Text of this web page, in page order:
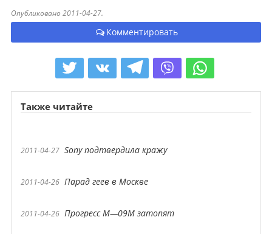
Опубликовано 2011-04-27.
Комментировать
Также читайте
2011-04-27 Sony подтвердила кражу
2011-04-26 Парад геев в Москве
2011-04-26 Прогресс М—09М затопят